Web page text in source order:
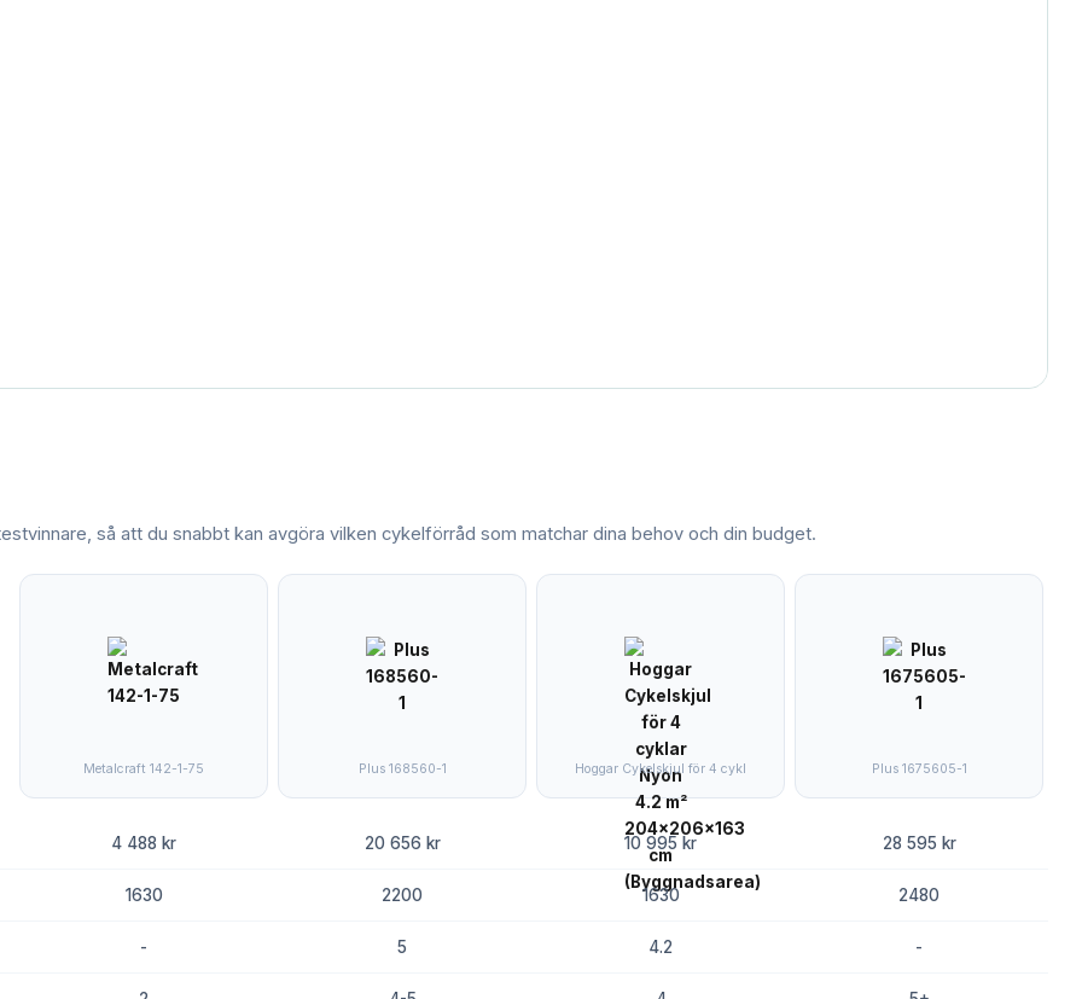
så att du snabbt kan avgöra vilken cykelförråd som matchar dina behov och din budget.
Metalcraft 142-1-75 Plus 168560-1 Hoggar Cykelskjul för 4 cykl Plus 1675605-1
4 488 kr 20 656 kr 10 995 kr 28 595 kr
1630 2200 1630 2480
- 5 4.2 -